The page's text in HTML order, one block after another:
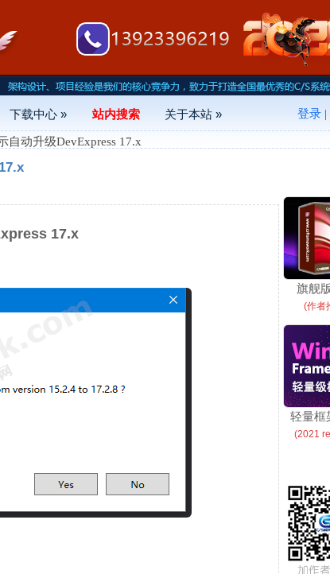
下载中心 » 站内搜索 关于本站 » 登录|
自动升级DevExpress 17.x
17.x
旗舰
(作者
轻量框
(2021